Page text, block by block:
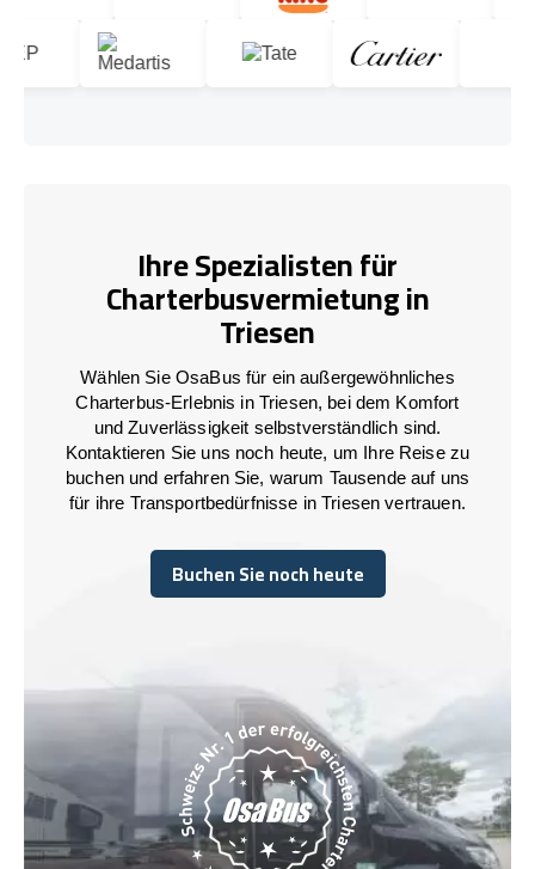
Ihre Spezialisten für
Charterbusvermietung in
Triesen
Wählen Sie OsaBus für ein außergewöhnliches
Charterbus-Erlebnis in Triesen, bei dem Komfort
und Zuverlässigkeit selbstverständlich sind.
Kontaktieren Sie uns noch heute, um Ihre Reise zu
buchen und erfahren Sie, warum Tausende auf uns
für ihre Transportbedürfnisse in Triesen vertrauen.
Buchen Sie noch heute
Buchen Sie noch heute